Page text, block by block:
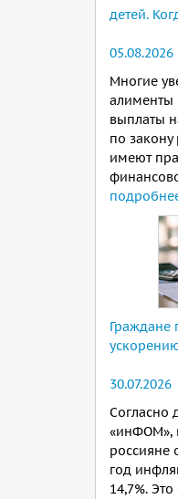
детей.
05.08.2026
Многие
алименты
выплаты
по
имеют
Граждане
30.07.2026
Согласно
«инФОМ»,
россияне
год
14,7%.